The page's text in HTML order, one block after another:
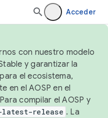
Acceder
con nuestro modelo
y garantizar la
el ecosistema,
en el AOSP en el
compilar el AOSP y
latest-release . La